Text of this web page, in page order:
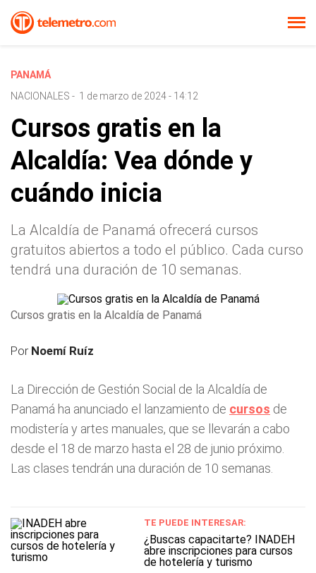
PANAMÁ
NACIONALES - 1 de marzo de 2024 - 14:12
Cursos gratis en la
Alcaldía: Vea dónde y
cuándo inicia
La Alcaldía de Panamá ofrecerá cursos
gratuitos abiertos a todo el público. Cada curso
tendrá una duración de 10 semanas.
Cursos gratis en la Alcaldía de Panamá
Por Noemí Ruíz
La Dirección de Gestión Social de la Alcaldía de
Panamá ha anunciado el lanzamiento de cursos de
modistería y artes manuales, que se llevarán a cabo
desde el 18 de marzo hasta el 28 de junio próximo.
Las clases tendrán una duración de 10 semanas.
TE PUEDE INTERESAR:
¿Buscas capacitarte? INADEH
abre inscripciones para cursos
de hotelería y turismo